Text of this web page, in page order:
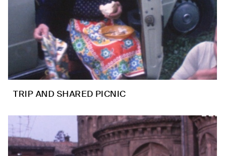
TRIP AND SHARED PICNIC